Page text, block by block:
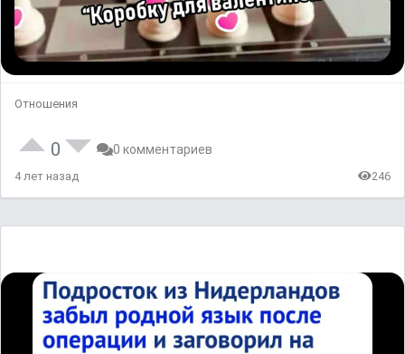
Отношения
0 0 комментариев
4 лет назад 246